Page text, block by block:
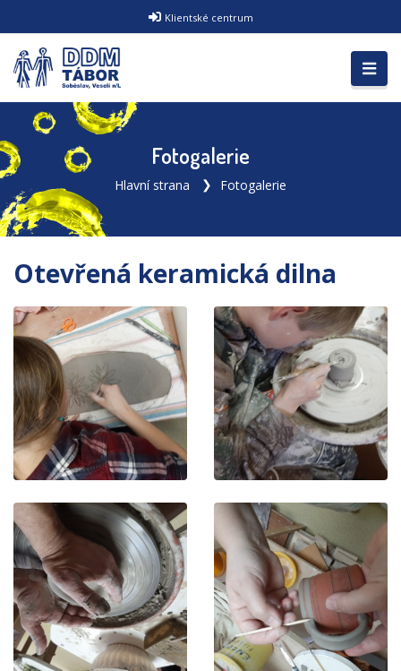
Klientské centrum
Fotogalerie
Hlavní strana Fotogalerie
Otevřená keramická dilna